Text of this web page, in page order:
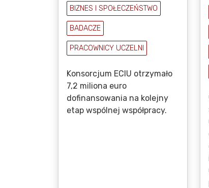
BIZNES I SPOŁECZEŃSTWO
BADACZE
PRACOWNICY UCZELNI
Konsorcjum ECIU otrzymało
7,2 miliona euro
dofinansowania na kolejny
etap wspólnej współpracy.